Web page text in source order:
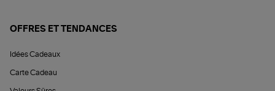
OFFRES ET TENDANCES
Idées Cadeaux
Carte Cadeau